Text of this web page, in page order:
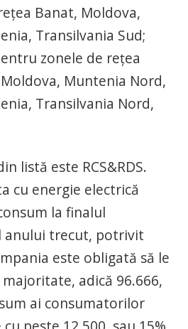
Banat, Moldova,
Transilvania Sud;
zonele de reţea
Muntenia Nord,
Transilvania Nord,
listă este RCS&RDS.
cu energie electrică
la finalul
trecut, potrivit
este obligată să le
adică 96.666,
ai consumatorilor